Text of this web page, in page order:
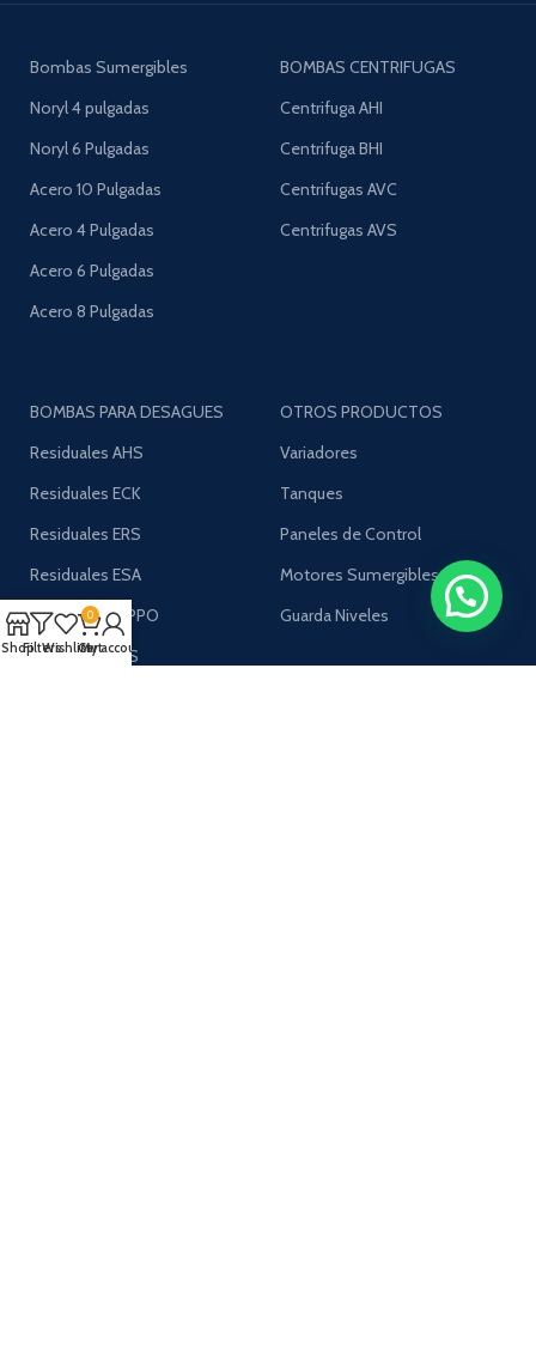
Bombas Sumergibles
Noryl 4 pulgadas
Noryl 6 Pulgadas
Acero 10 Pulgadas
Acero 4 Pulgadas
Acero 6 Pulgadas
Acero 8 Pulgadas
BOMBAS CENTRIFUGAS
Centrifuga AHI
Centrifuga BHI
Centrifugas AVC
Centrifugas AVS
BOMBAS PARA DESAGUES
Residuales AHS
Residuales ECK
Residuales ERS
Residuales ESA
Residuales HIPPO
Residuales JDS
OTROS PRODUCTOS
Variadores
Tanques
Paneles de Control
Motores Sumergibles
Guarda Niveles
ShopFiltersWishlist
0
Cart
My account